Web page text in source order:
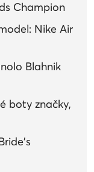
Champion
Nike Air
Blahnik
boty značky,